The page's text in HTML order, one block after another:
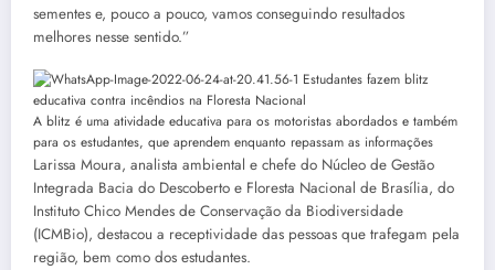
sementes e, pouco a pouco, vamos conseguindo resultados
melhores nesse sentido.”
A blitz é uma atividade educativa para os motoristas abordados e também
para os estudantes, que aprendem enquanto repassam as informações
Larissa Moura, analista ambiental e chefe do Núcleo de Gestão
Integrada Bacia do Descoberto e Floresta Nacional de Brasília, do
Instituto Chico Mendes de Conservação da Biodiversidade
(ICMBio), destacou a receptividade das pessoas que trafegam pela
região, bem como dos estudantes.